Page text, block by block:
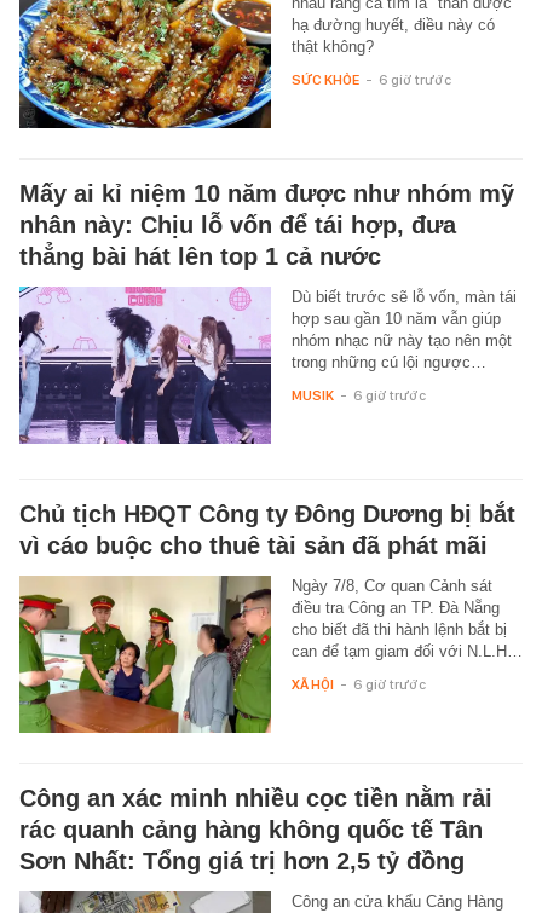
hạ đường huyết, điều này có
thật không?
SỨC KHỎE - 6 giờ trước
Mấy ai kỉ niệm 10 năm được như nhóm mỹ
nhân này: Chịu lỗ vốn để tái hợp, đưa
thẳng bài hát lên top 1 cả nước
Dù biết trước sẽ lỗ vốn, màn tái
hợp sau gần 10 năm vẫn giúp
nhóm nhạc nữ này tạo nên một
trong những cú lội ngược…
MUSIK - 6 giờ trước
Chủ tịch HĐQT Công ty Đông Dương bị bắt
vì cáo buộc cho thuê tài sản đã phát mãi
Ngày 7/8, Cơ quan Cảnh sát
điều tra Công an TP. Đà Nẵng
cho biết đã thi hành lệnh bắt bị
can để tạm giam đối với N.L.H…
XÃ HỘI - 6 giờ trước
Công an xác minh nhiều cọc tiền nằm rải
rác quanh cảng hàng không quốc tế Tân
Sơn Nhất: Tổng giá trị hơn 2,5 tỷ đồng
Công an cửa khẩu Cảng Hàng